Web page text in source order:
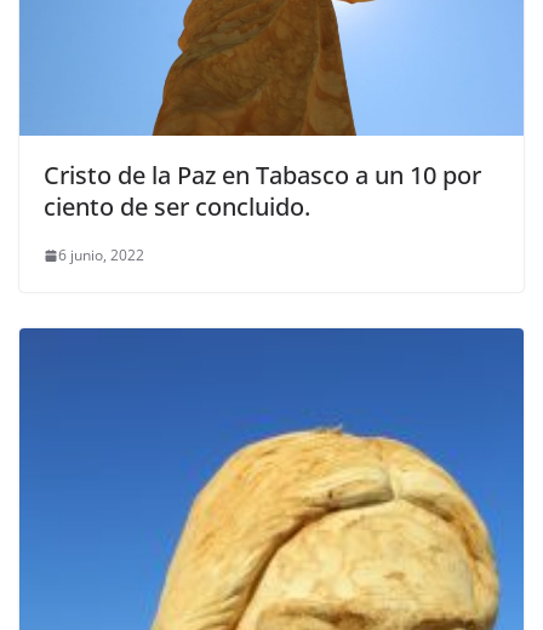
Cristo de la Paz en Tabasco a un 10 por
ciento de ser concluido.
6 junio, 2022